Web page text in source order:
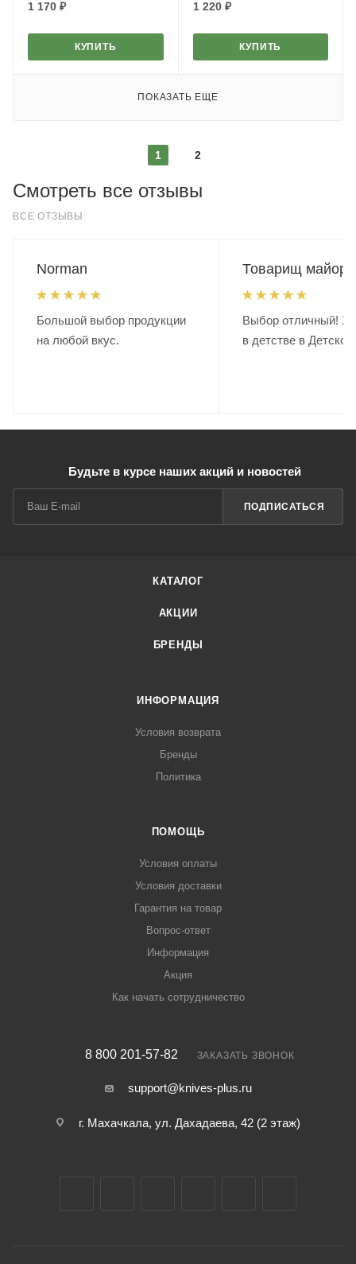
1 170 ₽
КУПИТЬ
1 220₽
КУПИТЬ
ПОКАЗАТЬ ЕЩЕ
1 2
Смотреть все отзывы
ВСЕ ОТЗЫВЫ
Norman
Большой выбор продукции
на любой вкус.
Товарищ майор.
Выбор отличный!
в детстве в
Будьте в курсе наших акций и новостей
ПОДПИСАТЬСЯ
КАТАЛОГ
АКЦИИ
БРЕНДЫ
ИНФОРМАЦИЯ
Условия возврата
Бренды
Политика
ПОМОЩЬ
Условия оплаты
Условия доставки
Гарантия на товар
Вопрос-ответ
Информация
Акция
Как начать сотрудничество
8 800 201-57-82 ЗАКАЗАТЬ ЗВОНОК
support@knives-plus.ru
г. Махачкала, ул. Дахадаева, 42 (2 этаж)